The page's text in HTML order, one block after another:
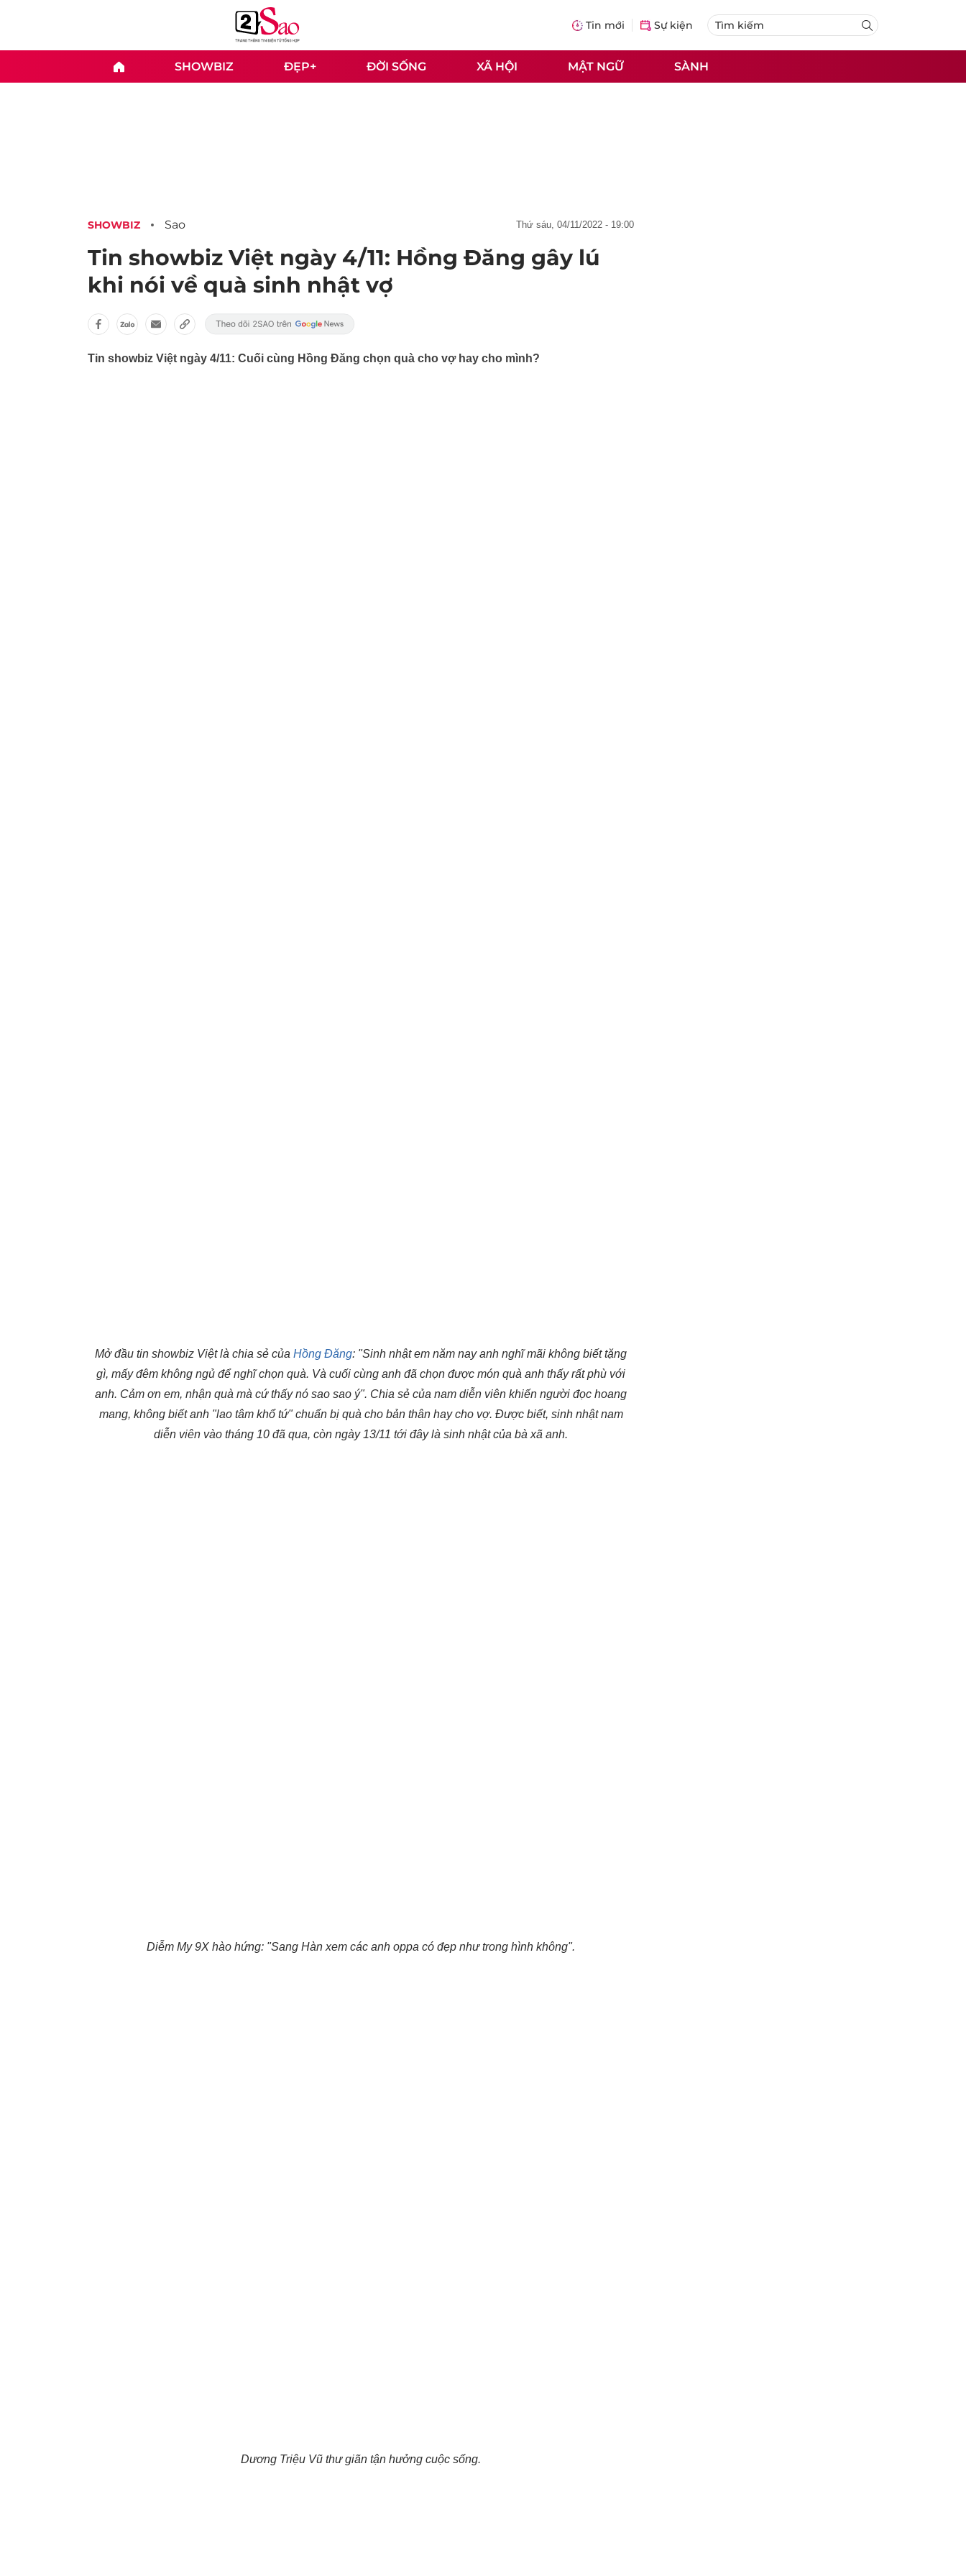
Tin mới Sự kiện
SHOWBIZ ĐẸP+ ĐỜI SỐNG XÃ HỘI MẬT NGỮ SÀNH
SHOWBIZ Sao thứ sáu, 04/11/2022 - 19:00
Tin showbiz Việt ngày 4/11: Hồng Đăng gây lú
khi nói về quà sinh nhật vợ
Tin showbiz Việt ngày 4/11: Cuối cùng Hồng Đăng chọn quà cho vợ hay cho mình?
Mở đầu tin showbiz Việt là chia sẻ của Hồng Đăng: "Sinh nhật em năm nay anh nghĩ mãi không biết tặng
gì, mấy đêm không ngủ để nghĩ chọn quà. Và cuối cùng anh đã chọn được món quà anh thấy rất phù với
anh. Cảm ơn em, nhận quà mà cứ thấy nó sao sao ý". Chia sẻ của nam diễn viên khiến người đọc hoang
mang, không biết anh "lao tâm khổ tứ" chuẩn bị quà cho bản thân hay cho vợ. Được biết, sinh nhật nam
diễn viên vào tháng 10 đã qua, còn ngày 13/11 tới đây là sinh nhật của bà xã anh.
Diễm My 9X hào hứng: "Sang Hàn xem các anh oppa có đẹp như trong hình không".
Dương Triệu Vũ thư giãn tận hưởng cuộc sống.